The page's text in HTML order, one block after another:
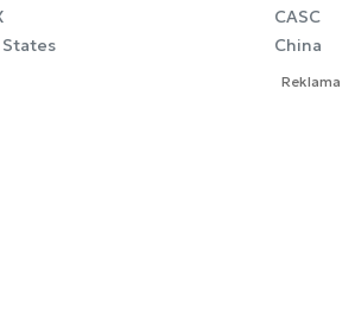
CASC
China
Reklama